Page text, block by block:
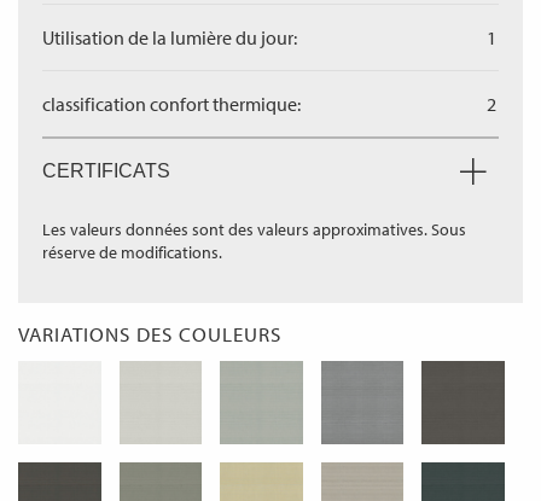
Utilisation de la lumière du jour: 1
classification confort thermique: 2
CERTIFICATS
Les valeurs données sont des valeurs approximatives. Sous
réserve de modifications.
VARIATIONS DES COULEURS